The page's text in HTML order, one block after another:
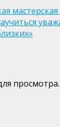
просмотра.